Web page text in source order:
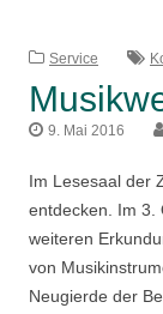
Service
9. Mai 2016
Im Lesesaal der
entdecken. Im 3.
weiteren
von
Neugierde der